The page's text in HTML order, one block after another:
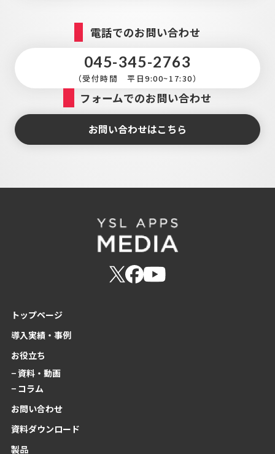
電話でのお問い合わせ
045-345-2763
（受付時間 平日9:00~17:30）
フォームでのお問い合わせ
お問い合わせはこちら
トップページ
導入実績・事例
お役立ち
− 資料・動画
− コラム
お問い合わせ
資料ダウンロード
製品